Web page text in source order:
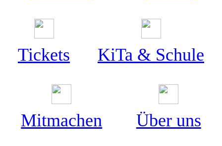
Tickets KiTa & Schule
Mitmachen Über uns